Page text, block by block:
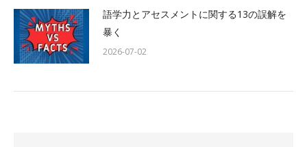
語学力とアセスメントに関する13の誤解を
暴く
2026-07-02